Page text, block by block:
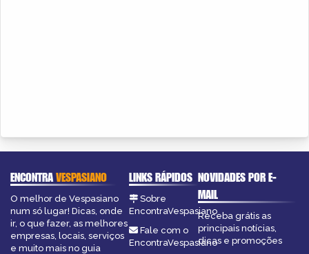
ENCONTRAVESPASIANO
O melhor de Vespasiano
num só lugar! Dicas, onde
ir, o que fazer, as melhores
empresas, locais, serviços
e muito mais no guia
LINKS RÁPIDOS
Sobre
EncontraVespasiano
Fale com o
EncontraVespasiano
NOVIDADES POR E-
MAIL
Receba grátis as
principais notícias,
dicas e promoções